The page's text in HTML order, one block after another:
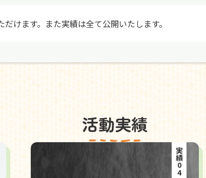
けます。また実績は全て公開いたします。
活動実績
実績04